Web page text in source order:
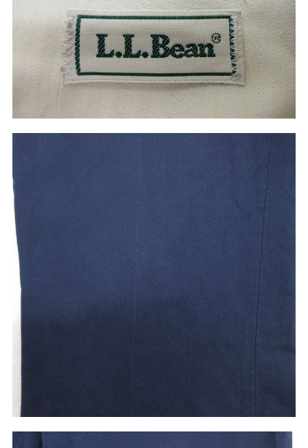
ご利用案内
お客様の声
レビュー1万件突破
お気に入りリスト
会員登録
メルマガ登録
会社概要
店舗一覧
特定商取引法に基づく表示
プライバシーポリシー
お問い合わせ